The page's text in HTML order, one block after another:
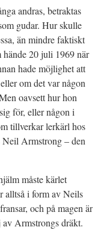
andras, betraktas
gudar. Hur skulle
än mindre faktiskt
hände 20 juli 1969 när
hade möjlighet att
om det var någon
oavsett hur hon
för, eller någon i
tillverkar lerkärl hos
Armstrong – den
måste kärlet
alltså i form av Neils
och på magen är
Armstrongs dräkt.